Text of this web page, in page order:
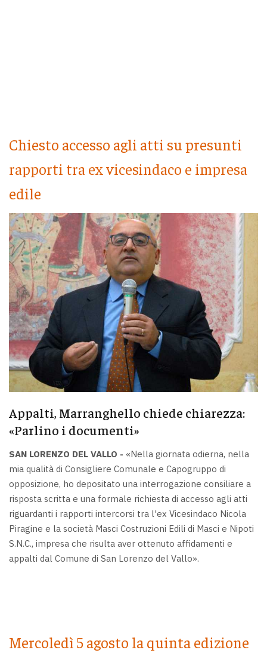
Chiesto accesso agli atti su presunti
rapporti tra ex vicesindaco e impresa
edile
Appalti, Marranghello chiede chiarezza:
«Parlino i documenti»
SAN LORENZO DEL VALLO - «Nella giornata odierna, nella
mia qualità di Consigliere Comunale e Capogruppo di
opposizione, ho depositato una interrogazione consiliare a
risposta scritta e una formale richiesta di accesso agli atti
riguardanti i rapporti intercorsi tra l'ex Vicesindaco Nicola
Piragine e la società Masci Costruzioni Edili di Masci e Nipoti
S.N.C., impresa che risulta aver ottenuto affidamenti e
appalti dal Comune di San Lorenzo del Vallo».
Mercoledì 5 agosto la quinta edizione